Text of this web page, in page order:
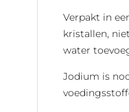
Verpakt in
kristallen,
water
Jodium is